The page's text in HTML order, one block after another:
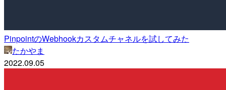
PinpointのWebhookカスタムチャネルを試してみた
たかやま
2022.09.05